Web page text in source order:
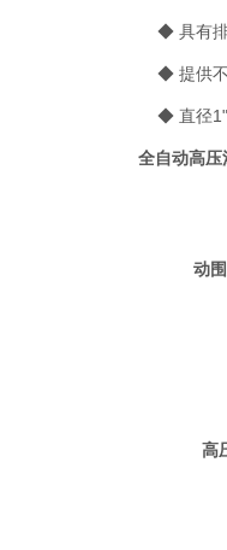
◆ 具有
◆ 提供
◆ 直径
全自动高压
动
高